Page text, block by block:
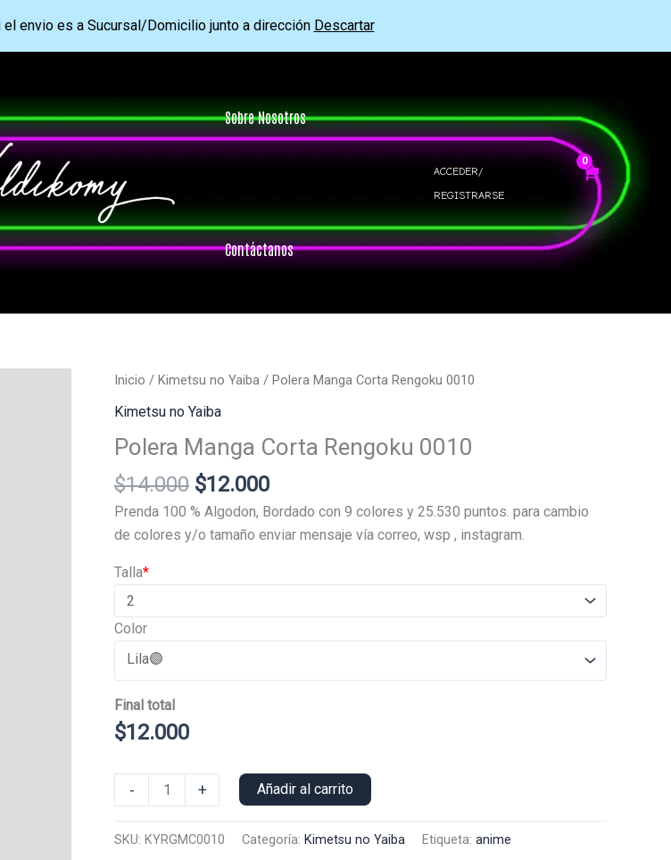
envio es a Sucursal/Domicilio junto a dirección Descartar
Sobre Nosotros
Contáctanos
ACCEDER/
REGISTRARSE
Inicio / Kimetsu no Yaiba / Polera Manga Corta Rengoku 0010
Kimetsu no Yaiba
Polera Manga Corta Rengoku 0010
$14.000 El
precio
original
$12.000El
precio
actual
Prenda 100 % Algodon, Bordado con 9 colores y 25.530 puntos. para cambio
de colores y/o tamaño enviar mensaje vía correo, wsp , instagram.
*
Talla
Color
Final total
$12.000
-
Manga
Corta
+ Añadir al carrito
SKU: KYRGMC0010 Categoría: Kimetsu no Yaiba Etiqueta: anime